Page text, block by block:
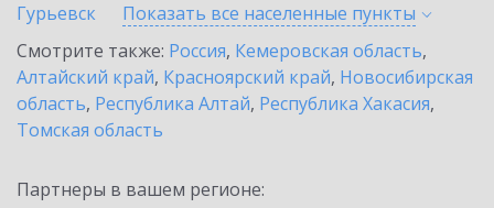
Гурьевск
Показать все населенные пункты
Смотрите также: Россия, Кемеровская область,
Алтайский край, Красноярский край, Новосибирская
область, Республика Алтай, Республика Хакасия,
Томская область
Партнеры в вашем регионе: